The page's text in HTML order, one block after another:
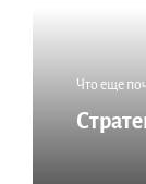
Что еще